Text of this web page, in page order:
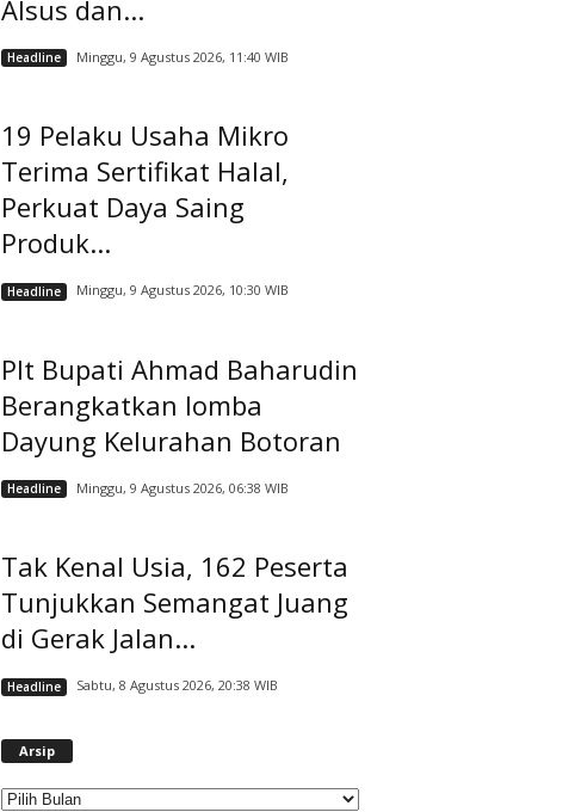
Alsus dan...
Headline Minggu, 9 Agustus 2026, 11:40 WIB
19 Pelaku Usaha Mikro
Terima Sertifikat Halal,
Perkuat Daya Saing
Produk...
Headline Minggu, 9 Agustus 2026, 10:30 WIB
Plt Bupati Ahmad Baharudin
Berangkatkan lomba
Dayung Kelurahan Botoran
Headline Minggu, 9 Agustus 2026, 06:38 WIB
Tak Kenal Usia, 162 Peserta
Tunjukkan Semangat Juang
di Gerak Jalan...
Headline Sabtu, 8 Agustus 2026, 20:38 WIB
Arsip
i